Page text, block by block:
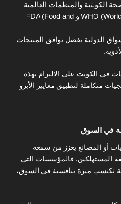
الكويتية والمنظمات العالمية
مثل WHO (World Health Organization) و FDA (Food and
الدولية بفضل توافق المنتجات
في الكويت على الالتزام بهذه
متكاملة لتطبيق معايير الأيزو
في السوق
أو المصانع يعزز من سمعة
المستهلكين. فالمؤسسات التي
تكتسب ميزة تنافسية في السوق،